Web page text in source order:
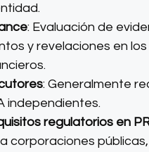
: Evaluación de
y revelaciones en
: Generalmente
independientes.
regulatorios en
corporaciones